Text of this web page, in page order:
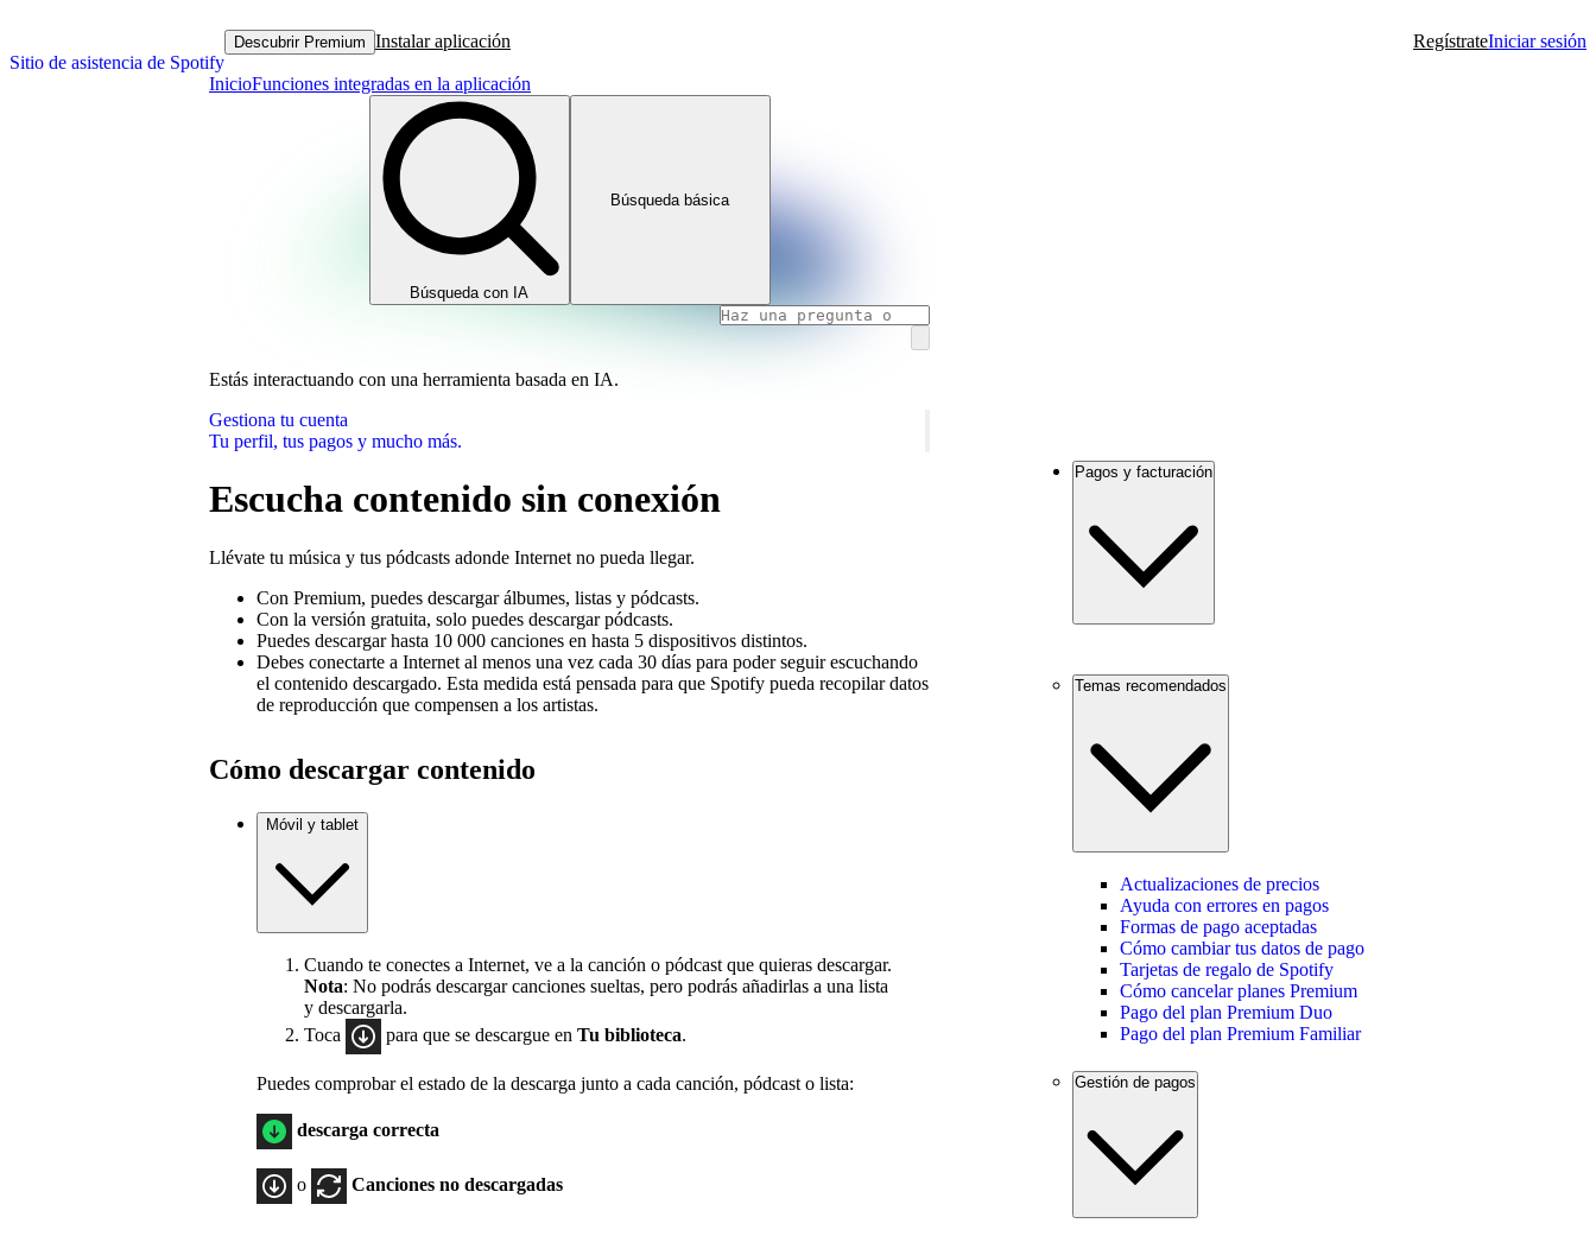
Sitio de asistencia de Spotify
Descubrir Premium Instalar aplicación RegístrateIniciar sesión
InicioFunciones integradas en la aplicación
Búsqueda con IA
Búsqueda básica
Estás interactuando con una herramienta basada en IA.
Gestiona tu cuenta
Tu perfil, tus pagos y mucho más.
Escucha contenido sin conexión
Llévate tu música y tus pódcasts adonde Internet no pueda llegar.
Con Premium, puedes descargar álbumes, listas y pódcasts.
Con la versión gratuita, solo puedes descargar pódcasts.
Puedes descargar hasta 10 000 canciones en hasta 5 dispositivos distintos.
Debes conectarte a Internet al menos una vez cada 30 días para poder seguir escuchando
el contenido descargado. Esta medida está pensada para que Spotify pueda recopilar datos
de reproducción que compensen a los artistas.
Cómo descargar contenido
Móvil y tablet
Cuando te conectes a Internet, ve a la canción o pódcast que quieras descargar.
Nota: No podrás descargar canciones sueltas, pero podrás añadirlas a una lista
y descargarla.
Toca
para que se descargue en Tu biblioteca.
Puedes comprobar el estado de la descarga junto a cada canción, pódcast o lista:
descarga correcta
o Canciones no descargadas
Pagos y facturación
Temas recomendados
Actualizaciones de precios
Ayuda con errores en pagos
Formas de pago aceptadas
Cómo cambiar tus datos de pago
Tarjetas de regalo de Spotify
Cómo cancelar planes Premium
Pago del plan Premium Duo
Pago del plan Premium Familiar
Gestión de pagos